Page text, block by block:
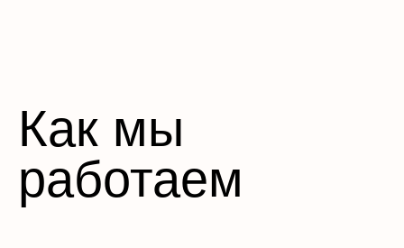
Как мы
работаем